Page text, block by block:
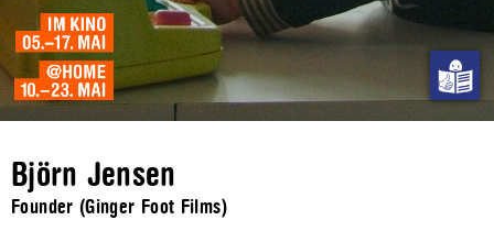
Björn Jensen
Founder (Ginger Foot Films)